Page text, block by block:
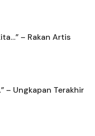
– Rakan Artis
– Ungkapan Terakhir